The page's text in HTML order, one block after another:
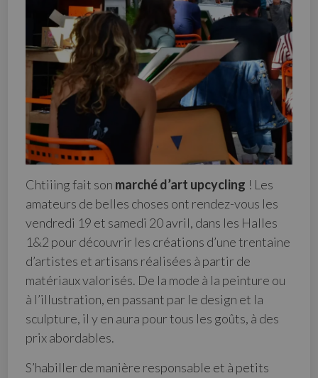
Chtiiing fait son marché d’art upcycling ! Les
amateurs de belles choses ont rendez-vous les
vendredi 19 et samedi 20 avril, dans les Halles
1&2 pour découvrir les créations d’une trentaine
d’artistes et artisans réalisées à partir de
matériaux valorisés. De la mode à la peinture ou
à l’illustration, en passant par le design et la
sculpture, il y en aura pour tous les goûts, à des
prix abordables.
S’habiller de manière responsable et à petits